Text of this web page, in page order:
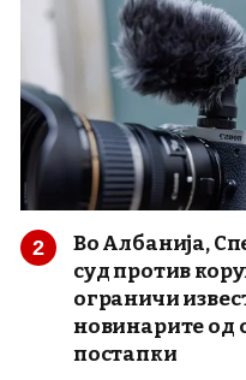
Во Албанија,
суд против
ограничи
новинарите од
постапки